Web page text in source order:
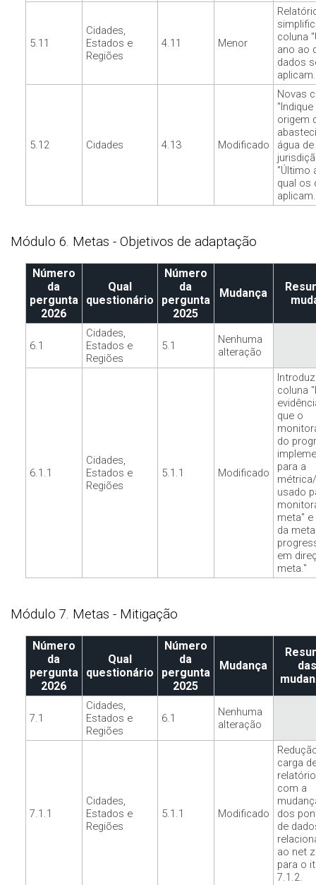
5.11
Cidades,
Estados e
Regiões
4.11 Menor
coluna
ano ao
dados
5.12 Cidades 4.13 Modificado
Novas
origem
água
"Último
qual os
Módulo 6. Metas - Objetivos de adaptação
Número
da
pergunta
2026
Qual
questionário
Número
da
pergunta
2025
Mudança
6.1
Cidades,
Estados e
Regiões
5.1
Nenhuma
alteração
6.1.1
Cidades,
Estados e
Regiões
5.1.1 Modificado
coluna
que o
do
para a
usado
meta"
da
em
meta."
Módulo 7. Metas - Mitigação
Número
da
pergunta
2026
Qual
questionário
Número
da
pergunta
2025
Mudança
das
7.1
Cidades,
Estados e
Regiões
6.1
Nenhuma
alteração
7.1.1
Cidades,
Estados e
Regiões
5.1.1 Modificado
carga
com a
dos
de
ao net
para o
7.1.2.